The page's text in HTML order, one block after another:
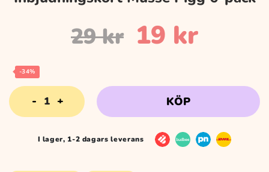
29kr Det
priset
var:
19 krDet
priset
är:
-34%
Inbjudningskort
Musse
Pigg
KÖP
I lager, 1-2 dagars leverans